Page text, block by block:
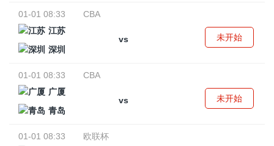
01-01 08:33
CBA
江苏
vs
深圳
未开始
01-01 08:33
CBA
广厦
vs
青岛
未开始
01-01 08:33
欧联杯